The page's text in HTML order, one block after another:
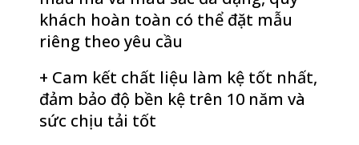
khách hoàn toàn có thể đặt mẫu
riêng theo yêu cầu
+ Cam kết chất liệu làm kệ tốt nhất,
đảm bảo độ bền kệ trên 10 năm và
sức chịu tải tốt